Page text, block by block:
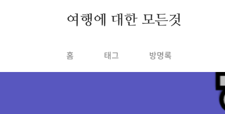
여행에 대한 모든것
홈 태그 방명록